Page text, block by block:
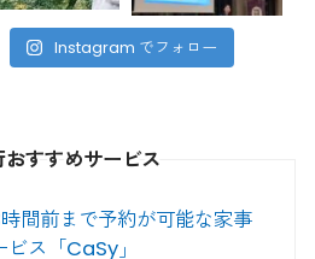
Instagram でフォロー
おすすめサービス
間前まで予約が可能な家事
ビス「CaSy」